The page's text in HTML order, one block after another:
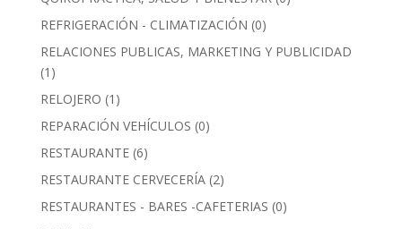
REFRIGERACIÓN - CLIMATIZACIÓN (0)
RELACIONES PUBLICAS, MARKETING Y PUBLICIDAD
(1)
RELOJERO (1)
REPARACIÓN VEHÍCULOS (0)
RESTAURANTE(6)
RESTAURANTE CERVECERÍA(2)
RESTAURANTES - BARES -CAFETERIAS (0)